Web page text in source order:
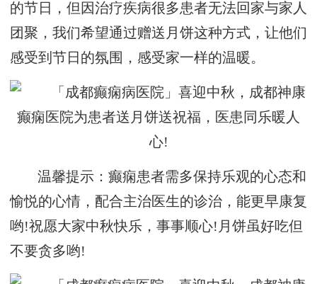
的节日，但因治疗疾病很多患者无法回家与家人
团聚，我们希望通过赠送月饼这种方式，让他们
感受到节日的氛围，感受家一样的温暖。
温馨提示：癫痫患者需多保持乐观的心态和
愉悦的心情，配合主治医生的诊治，能更早康复
哟!祝愿大家中秋快乐，事事顺心!月饼虽好吃但
不要贪多哟!